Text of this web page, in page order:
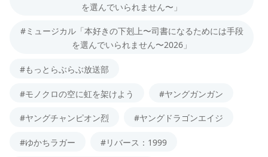
を選んでいられません〜」
#ミュージカル「本好きの下剋上〜司書になるためには手段
を選んでいられません〜2026」
#もっとらぶらぶ放送部
#モノクロの空に虹を架けよう #ヤングガンガン
#ヤングチャンピオン烈 #ヤングドラゴンエイジ
#ゆかちラガー #リバース：1999